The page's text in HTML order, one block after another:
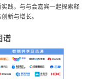
践，与与会嘉宾一起探索释
新与增长。